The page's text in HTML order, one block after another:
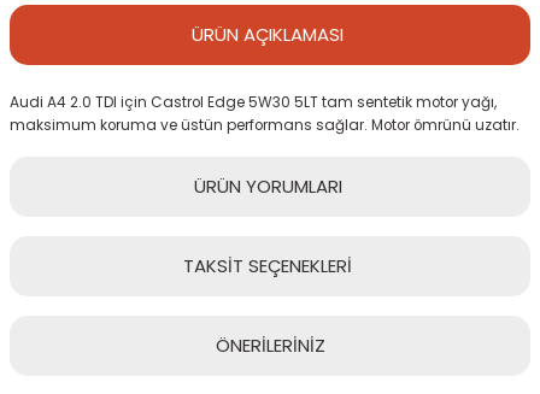
ÜRÜN AÇIKLAMASI
Audi A4 2.0 TDI için Castrol Edge 5W30 5LT tam sentetik motor yağı,
maksimum koruma ve üstün performans sağlar. Motor ömrünü uzatır.
ÜRÜN YORUMLARI
TAKSİT SEÇENEKLERİ
ÖNERİLERİNİZ